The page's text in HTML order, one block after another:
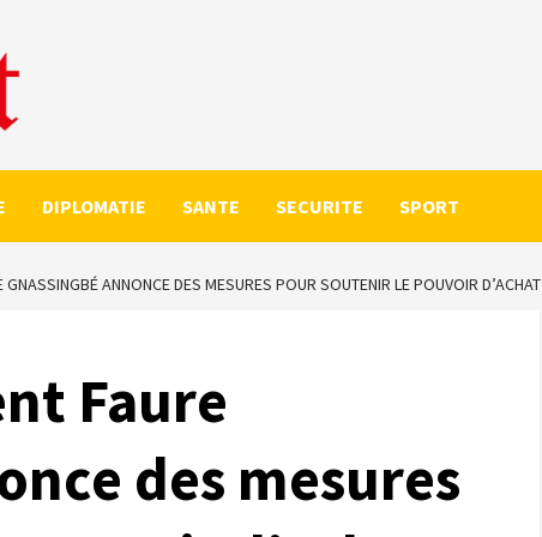
DIPLOMATIE SANTE SECURITE SPORT
ANNONCE DES MESURES POUR SOUTENIR LE POUVOIR D’ACHAT
Faure
des mesures